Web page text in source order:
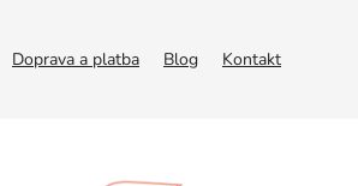
Doprava a platba Blog Kontakt